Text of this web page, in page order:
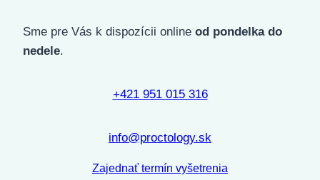
Sme pre Vás k dispozícii online od pondelka do
nedele.
+421 951 015 316
info@proctology.sk
Zajednať termín vyšetrenia